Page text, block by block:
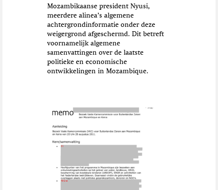
Mozambikaanse president Nyusi,
meerdere alinea’s algemene
achtergrondinformatie onder deze
weigergrond afgeschermd. Dit betreft
voornamelijk algemene
samenvattingen over de laatste
politieke en economische
ontwikkelingen in Mozambique.